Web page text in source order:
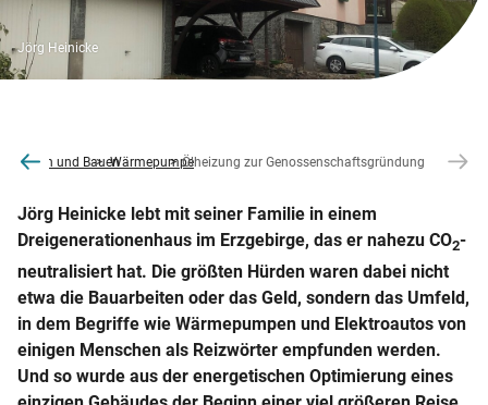
Jörg Heinicke
und BauenWärmepumpeÖlheizung zur Genossenschaftsgründung
Jörg Heinicke lebt mit seiner Familie in einem
Dreigenerationenhaus im Erzgebirge, das er nahezu CO2-
neutralisiert hat. Die größten Hürden waren dabei nicht
etwa die Bauarbeiten oder das Geld, sondern das Umfeld,
in dem Begriffe wie Wärmepumpen und Elektroautos von
einigen Menschen als Reizwörter empfunden werden.
Und so wurde aus der energetischen Optimierung eines